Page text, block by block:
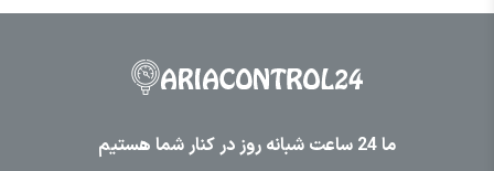
ما 24 ساعت شبانه روز در کنار شما هستیم